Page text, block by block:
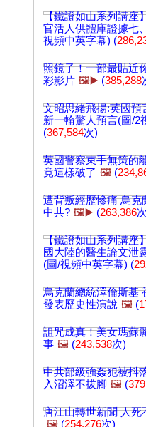
【鐵證如山系列講座
官活人供體庫證據七
視頻中英字幕) (
照鏡子！一部最貼近
彩影片 🖼️▶️ (385,288
文昭思緒飛揚:英國預
新一輪驚人預言(圖/2
(367,584次)
英國警察束手無策的
竟這樣破了 🖼️ (
遭背叛經歷慘痛 烏克
中共? 🖼️▶️ (263,386
【鐵證如山系列講座
國大陸的醫生論文泄
(圖/視頻中英字幕) (
烏克蘭總統澤倫斯基
發表歷史性演說 🖼️ (
詛咒成真！美女瑪蘇
事 🖼️ (243,538次)
中共部級強姦犯被抖
入沼澤不拔腳 🖼️ (
唐江山轉世新聞 人死
🖼️ (254,276次)